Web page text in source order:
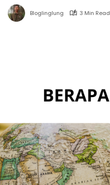
Bloglinglung 3 Min Read